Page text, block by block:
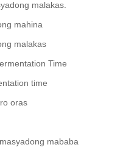
malakas.
mahina
malakas
Time
time
oras
mababa